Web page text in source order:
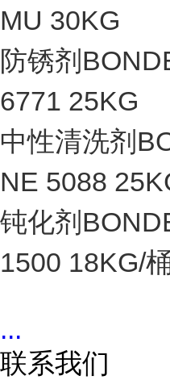
MU 30KG
防锈剂
6771 25KG
中性清洗剂
NE 5088
钝化剂
1500 18KG/
...
联系我们